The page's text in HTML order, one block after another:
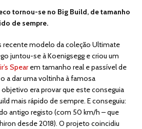
tornou-se no Big Build, de tamanho
de sempre.
recente modelo da coleção Ultimate
juntou-se à Koenigsegg e criou um
Spearem tamanho real e passível de
a dar uma voltinha à famosa
era provar que este conseguia
mais rápido de sempre. E conseguiu:
antigo registo (com 50 km/h – que
desde 2018). O projeto coincidiu